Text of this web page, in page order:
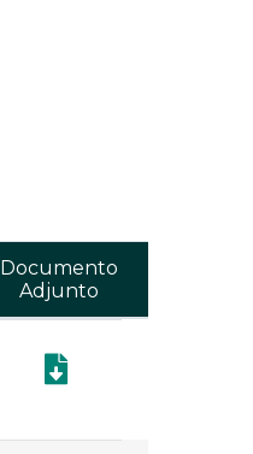
Documento
Adjunto
Documento: Plan Anual